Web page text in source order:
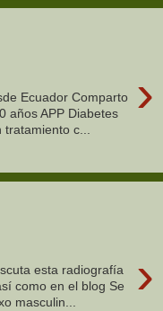
›
Ecuador Comparto
años APP Diabetes
tratamiento c...
›
esta radiografía
como en el blog Se
masculin...